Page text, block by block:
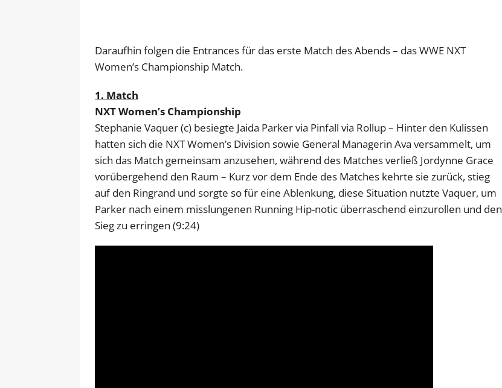
Daraufhin folgen die Entrances für das erste Match des Abends – das WWE NXT
Women’s Championship Match.
1. Match
NXT Women’s Championship
Stephanie Vaquer (c) besiegte Jaida Parker via Pinfall via Rollup – Hinter den Kulissen
hatten sich die NXT Women’s Division sowie General Managerin Ava versammelt, um
sich das Match gemeinsam anzusehen, während des Matches verließ Jordynne Grace
vorübergehend den Raum – Kurz vor dem Ende des Matches kehrte sie zurück, stieg
auf den Ringrand und sorgte so für eine Ablenkung, diese Situation nutzte Vaquer, um
Parker nach einem misslungenen Running Hip-notic überraschend einzurollen und den
Sieg zu erringen (9:24)